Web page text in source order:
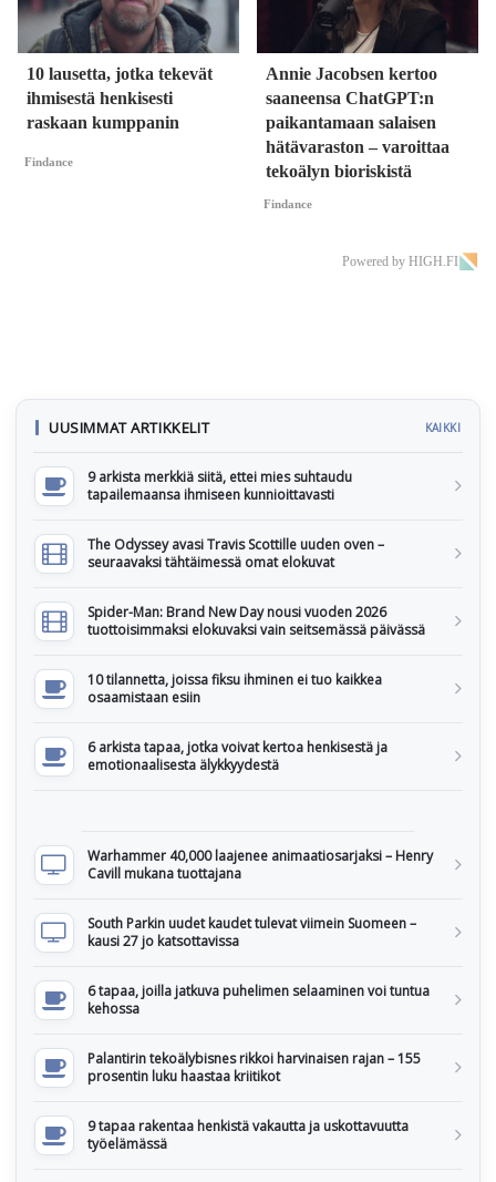
10 lausetta, jotka tekevät
ihmisestä henkisesti
raskaan kumppanin
Findance
Annie Jacobsen kertoo
saaneensa ChatGPT:n
paikantamaan salaisen
hätävaraston – varoittaa
tekoälyn bioriskistä
Findance
Powered by HIGH.FI
UUSIMMAT ARTIKKELIT KAIKKI
9 arkista merkkiä siitä, ettei mies suhtaudu
tapailemaansa ihmiseen kunnioittavasti
The Odyssey avasi Travis Scottille uuden oven –
seuraavaksi tähtäimessä omat elokuvat
Spider-Man: Brand New Day nousi vuoden 2026
tuottoisimmaksi elokuvaksi vain seitsemässä päivässä
10 tilannetta, joissa fiksu ihminen ei tuo kaikkea
osaamistaan esiin
6 arkista tapaa, jotka voivat kertoa henkisestä ja
emotionaalisesta älykkyydestä
Warhammer 40,000 laajenee animaatiosarjaksi – Henry
Cavill mukana tuottajana
South Parkin uudet kaudet tulevat viimein Suomeen –
kausi 27 jo katsottavissa
6 tapaa, joilla jatkuva puhelimen selaaminen voi tuntua
kehossa
Palantirin tekoälybisnes rikkoi harvinaisen rajan – 155
prosentin luku haastaa kriitikot
9 tapaa rakentaa henkistä vakautta ja uskottavuutta
työelämässä